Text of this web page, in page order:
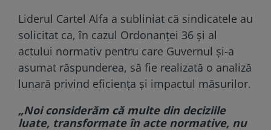
Liderul Cartel Alfa a subliniat că sindicatele au
solicitat ca, în cazul Ordonanței 36 și al
actului normativ pentru care Guvernul și-a
asumat răspunderea, să fie realizată o analiză
lunară privind eficiența și impactul măsurilor.
„Noi considerăm că multe din deciziile
luate, transformate în acte normative, nu